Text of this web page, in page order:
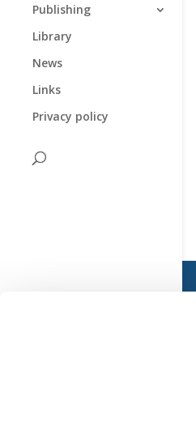
Publishing
Library
News
Links
Privacy policy